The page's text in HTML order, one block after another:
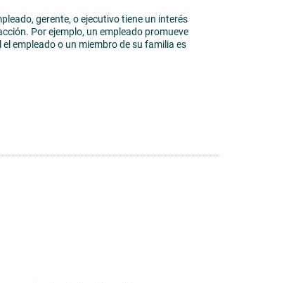
gerente, o ejecutivo tiene un interés
Por ejemplo, un empleado promueve
empleado o un miembro de su familia es